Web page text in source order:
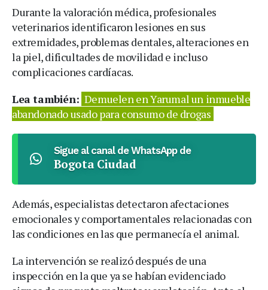
Durante la valoración médica, profesionales
veterinarios identificaron lesiones en sus
extremidades, problemas dentales, alteraciones en
la piel, dificultades de movilidad e incluso
complicaciones cardíacas.
Lea también: Demuelen en Yarumal un inmueble
abandonado usado para consumo de drogas
Sigue al canal de WhatsApp de
Bogota Ciudad
Además, especialistas detectaron afectaciones
emocionales y comportamentales relacionadas con
las condiciones en las que permanecía el animal.
La intervención se realizó después de una
inspección en la que ya se habían evidenciado